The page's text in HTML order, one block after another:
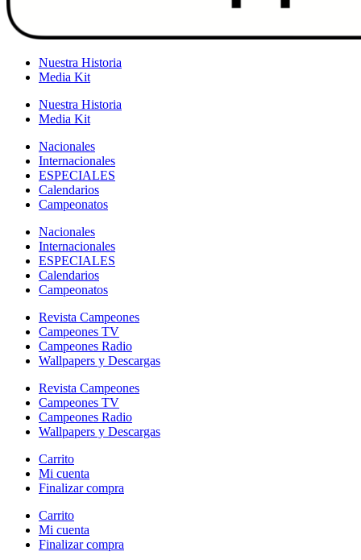
Nuestra Historia
Media Kit
Nuestra Historia
Media Kit
Nacionales
Internacionales
ESPECIALES
Calendarios
Campeonatos
Nacionales
Internacionales
ESPECIALES
Calendarios
Campeonatos
Revista Campeones
Campeones TV
Campeones Radio
Wallpapers y Descargas
Revista Campeones
Campeones TV
Campeones Radio
Wallpapers y Descargas
Carrito
Mi cuenta
Finalizar compra
Carrito
Mi cuenta
Finalizar compra